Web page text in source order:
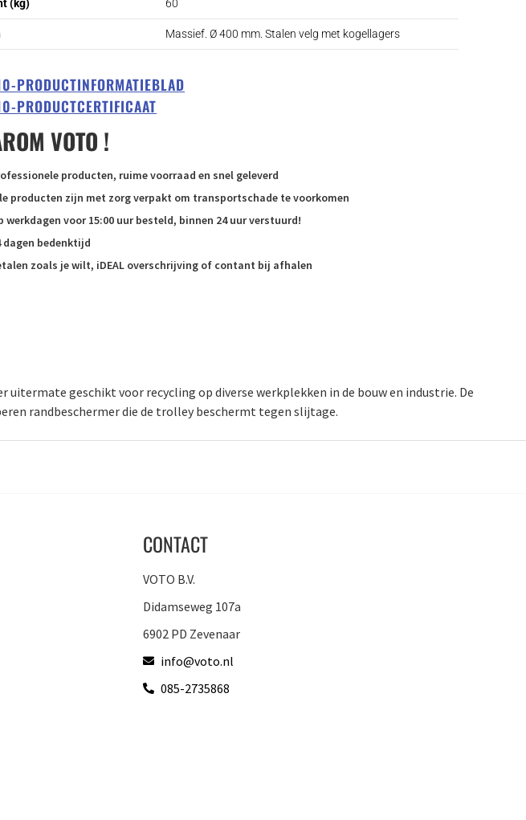
(kg) 60
Massief. Ø 400 mm. Stalen velg met kogellagers
PRODUCTINFORMATIEBLAD
PRODUCTCERTIFICAAT
VOTO !
producten, ruime voorraad en snel geleverd
producten zijn met zorg verpakt om transportschade te voorkomen
werkdagen voor 15:00 uur besteld, binnen 24 uur verstuurd!
dagen bedenktijd
zoals je wilt, iDEAL overschrijving of contant bij afhalen
uitermate geschikt voor recycling op diverse werkplekken in de bouw en industrie. De
randbeschermer die de trolley beschermt tegen slijtage.
CONTACT
VOTO B.V.
Didamseweg 107a
6902 PD Zevenaar
info@voto.nl
085-2735868